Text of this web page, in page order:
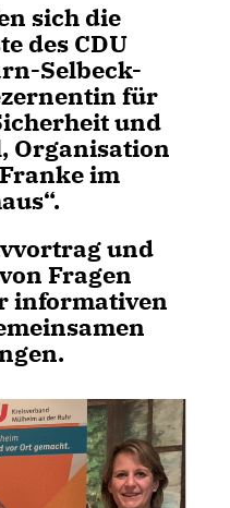
sich die
des CDU
Selbeck-
für
und
Organisation
im
und
Fragen
informativen